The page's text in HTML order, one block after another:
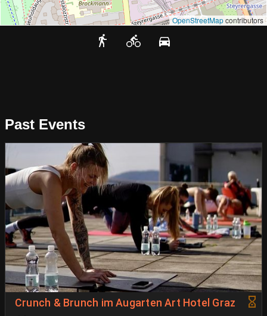
OpenStreetMapcontributors
Past Events
Crunch & Brunch im Augarten Art Hotel Graz